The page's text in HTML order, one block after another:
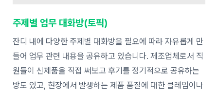
주제별 업무 대화방(토픽)
잔디 내에 다양한 주제별 대화방을 필요에 따라 자유롭게 만
들어 업무 관련 내용을 공유하고 있습니다. 제조업체로서 직
원들이 신제품을 직접 써보고 후기를 정기적으로 공유하는
방도 있고, 현장에서 발생하는 제품 품질에 대한 클레임이나